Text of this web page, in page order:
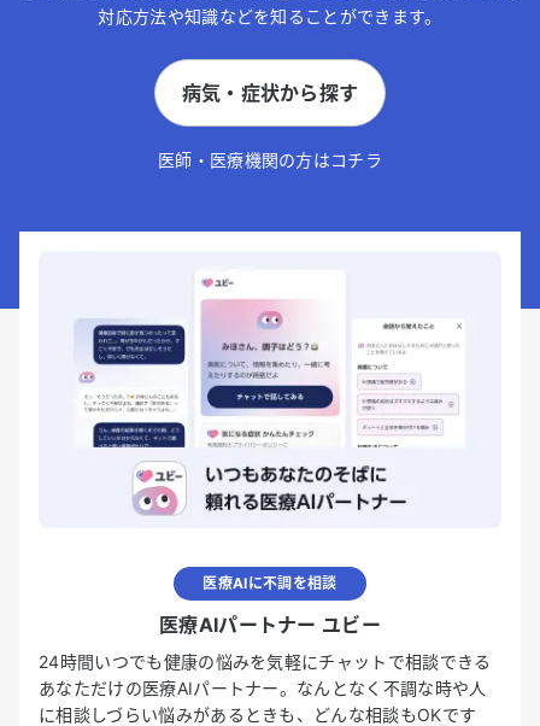
対応方法や知識などを知ることができます。
病気・症状から探す
医師・医療機関の方はコチラ
医療AIに不調を相談
医療AIパートナー ユビー
24時間いつでも健康の悩みを気軽にチャットで相談できる
あなただけの医療AIパートナー。なんとなく不調な時や人
に相談しづらい悩みがあるときも、どんな相談もOKです